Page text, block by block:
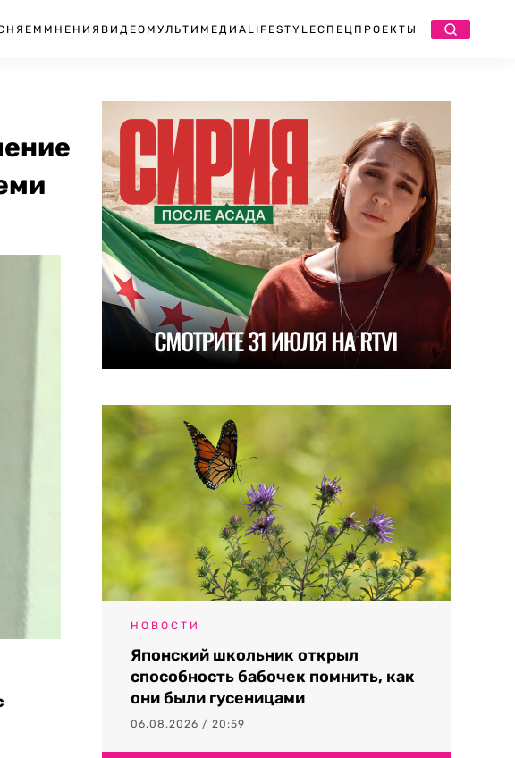
МНЕНИЯ ВИДЕО МУЛЬТИМЕДИА LIFESTYLEСПЕЦПРОЕКТЫ
НОВОСТИ
Японский школьник открыл
способность бабочек помнить, как
они были гусеницами
06.08.2026 / 20:59